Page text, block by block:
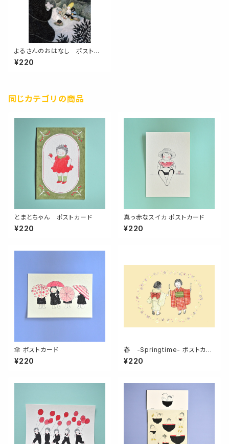
よるさんのおはなし ポストカ
ード
¥220
同じカテゴリの商品
とまとちゃん ポストカード
¥220
真っ赤なスイカ ポストカード
¥220
傘 ポストカード
¥220
春 -Springtime- ポストカー
ド
¥220